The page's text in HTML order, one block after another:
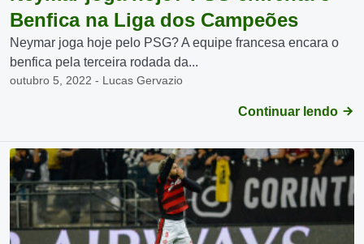
Benfica na Liga dos Campeões
Neymar joga hoje pelo PSG? A equipe francesa encara o
benfica pela terceira rodada da...
outubro 5, 2022 - Lucas Gervazio
Continuar lendo